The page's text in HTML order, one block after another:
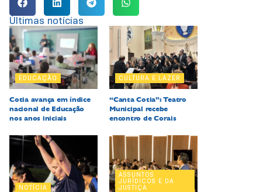
Últimas notícias
EDUCAÇÃO
Cotia avança em índice
nacional de Educação
nos anos iniciais
CULTURA E LAZER
“Canta Cotia”: Teatro
Municipal recebe
encontro de Corais
NOTÍCIA
ASSUNTOS
JURÍDICOS E DA
JUSTIÇA